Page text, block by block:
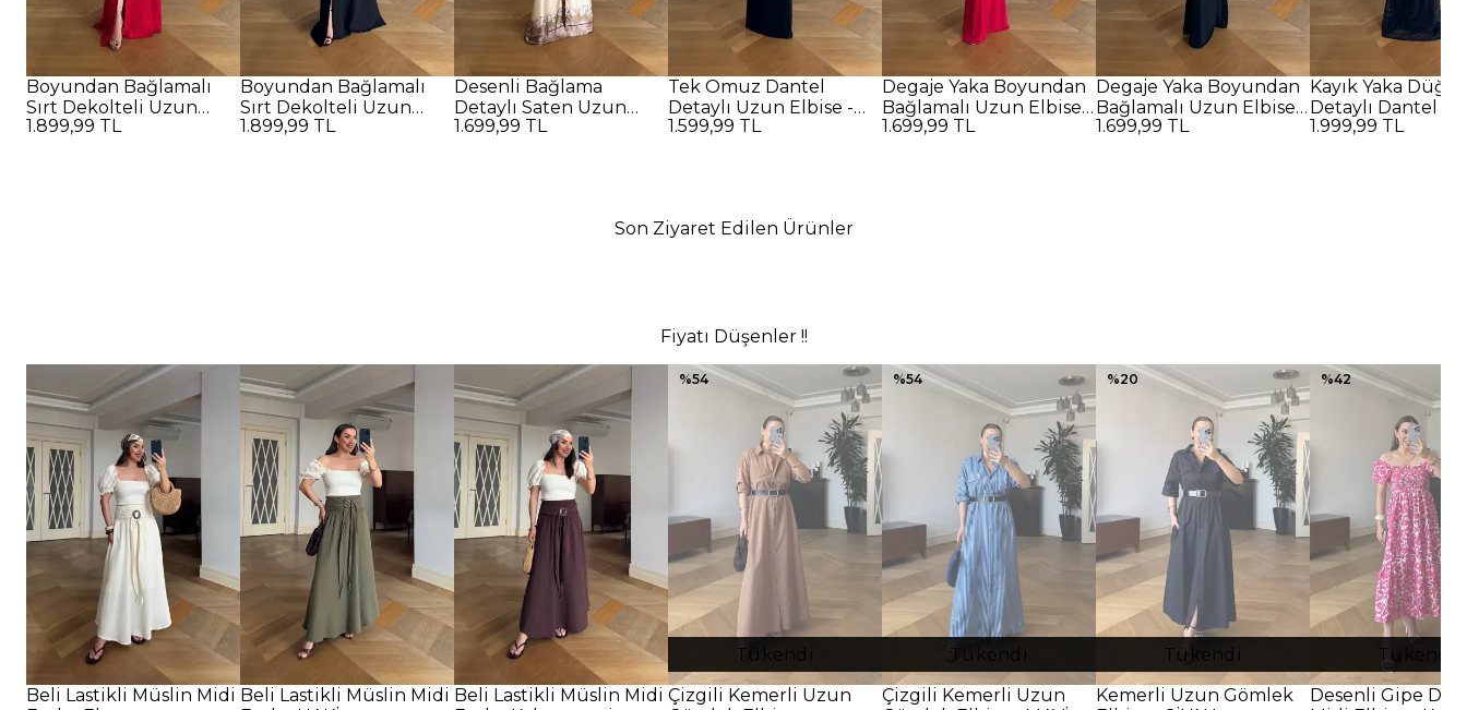
Boyundan Bağlamalı
Sırt Dekolteli Uzun
Elbise - Kırmızı
1.899,99 TL
Boyundan Bağlamalı
Sırt Dekolteli Uzun
Elbise - SİYAH
1.899,99 TL
Desenli Bağlama
Detaylı Saten Uzun
Elbise - SİYAH
1.699,99 TL
Tek Omuz Dantel
Detaylı Uzun Elbise -
SİYAH
1.599,99 TL
Degaje Yaka Boyundan
Bağlamalı Uzun Elbise -
Kırmızı
1.699,99 TL
Degaje Yaka Boyundan
Bağlamalı Uzun Elbise -
SİYAH
1.699,99 TL
Kayık Yaka
Detaylı Dantel
Elbise - SİYAH
1.999,99 TL
Son Ziyaret Edilen Ürünler
Fiyatı Düşenler !!
Beli Lastikli Müslin Midi Beli Lastikli Müslin Midi Beli Lastikli Müslin Midi
Tükendi
%54
Çizgili Kemerli Uzun
Tükendi
%54
Çizgili Kemerli Uzun
Tükendi
%20
Kemerli Uzun Gömlek
Tükendi
%42
Desenli Gipe